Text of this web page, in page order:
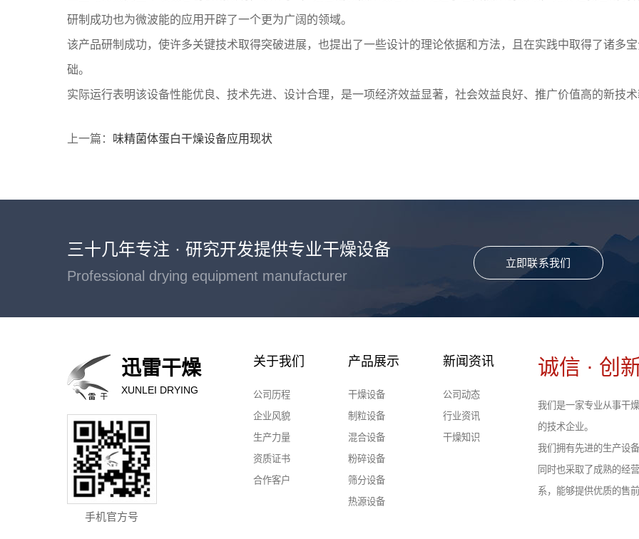
研制成功也为微波能的应用开辟了一个更为广阔的领域。
该产品研制成功，使许多关键技术取得突破进展，也提出了一些设计的理论依据和方法，且在实践中取得了诸多
础。
实际运行表明该设备性能优良、技术先进、设计合理，是一项经济效益显著，社会效益良好、推广价值高的新技术
上一篇： 味精菌体蛋白干燥设备应用现状
三十几年专注 · 研究开发提供专业干燥设备
Professional drying equipment manufacturer
立即联系我们
迅雷干燥
XUNLEI DRYING
手机官方号
关于我们
公司历程
企业风貌
生产力量
资质证书
合作客户
产品展示
干燥设备
制粒设备
混合设备
粉碎设备
筛分设备
热源设备
新闻资讯
公司动态
行业资讯
干燥知识
诚信 · 创
我们是一家专业从事干
的技术企业。
我们拥有先进的生产设
同时也采取了成熟的经
系，能够提供优质的售前